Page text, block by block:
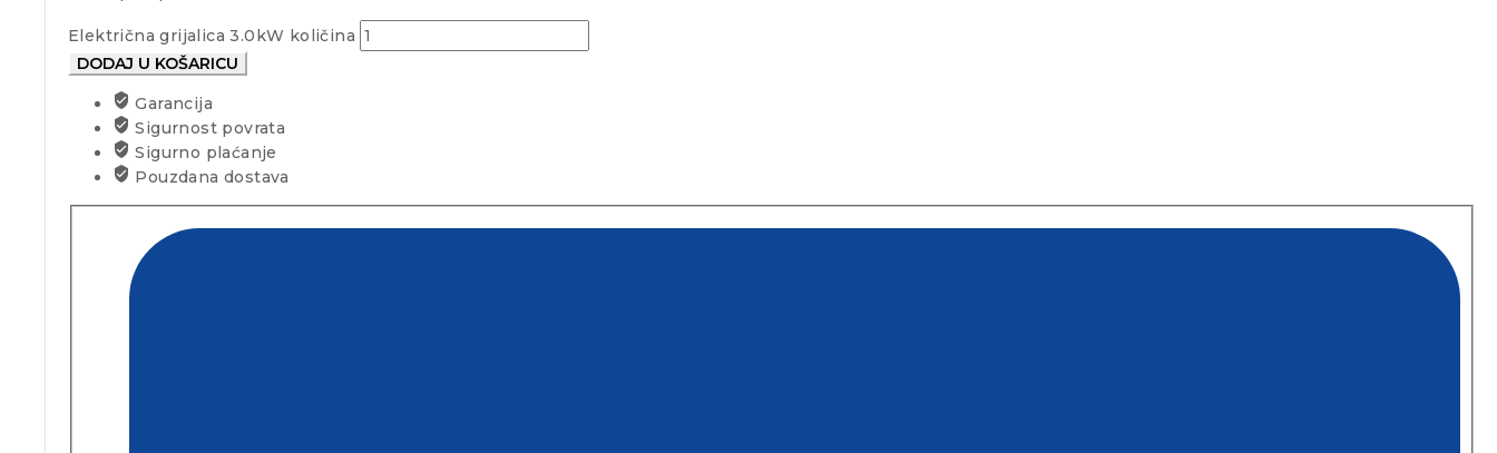
Električna grijalica 3.0kW količina
DODAJ U KOŠARICU
Garancija
Sigurnost povrata
Sigurno plaćanje
Pouzdana dostava